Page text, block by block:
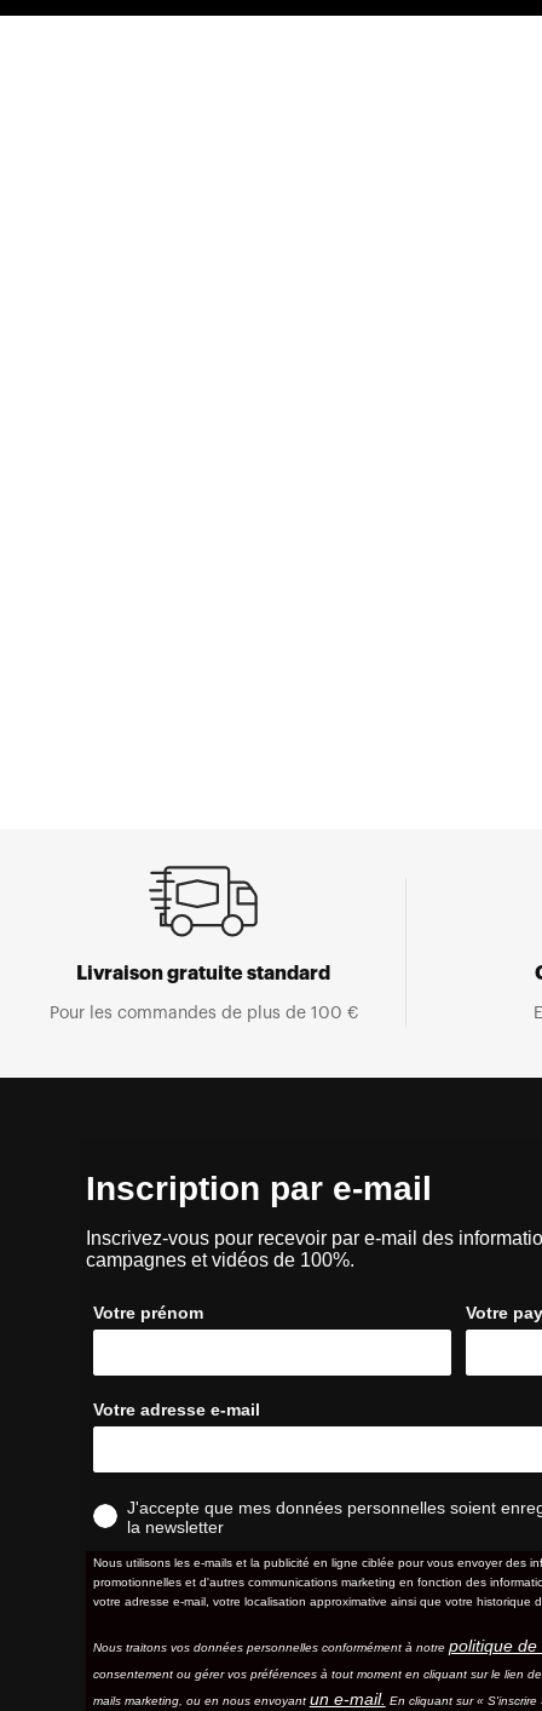
Livraison gratuite standard
Pour les commandes de plus de 100 €
Inscription par e-mail
Inscrivez-vous pour recevoir par e-mail des
campagnes et vidéos de 100%.
Votre prénom Votre
Votre adresse e-mail
J'accepte que mes données personnelles soient
la newsletter
Nous utilisons les e-mails et la publicité en ligne ciblée pour vous envoyer des
promotionnelles et d'autres communications marketing en fonction des
votre adresse e-mail, votre localisation approximative ainsi que votre historique
Nous traitons vos données personnelles conformément à notre politique de
consentement ou gérer vos préférences à tout moment en cliquant sur le lien
mails marketing, ou en nous envoyant un e-mail. En cliquant sur «